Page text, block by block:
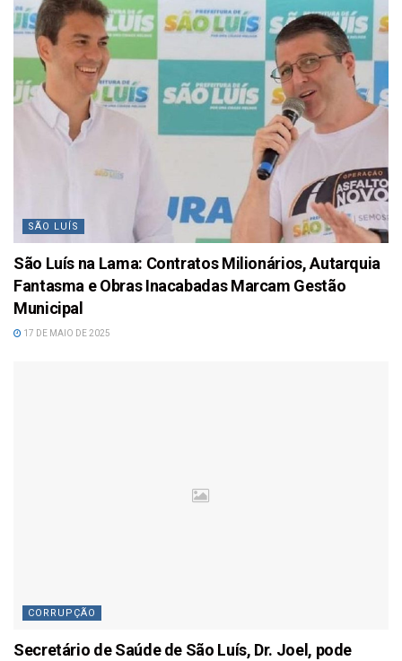
SÃO LUÍS
São Luís na Lama: Contratos Milionários, Autarquia
Fantasma e Obras Inacabadas Marcam Gestão
Municipal
17 DE MAIO DE 2025
CORRUPÇÃO
Secretário de Saúde de São Luís, Dr. Joel, pode